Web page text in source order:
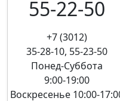
55-22-50
+7 (3012)
35-28-10, 55-23-50
Понед-Суббота
9:00-19:00
Воскресенье 10:00-